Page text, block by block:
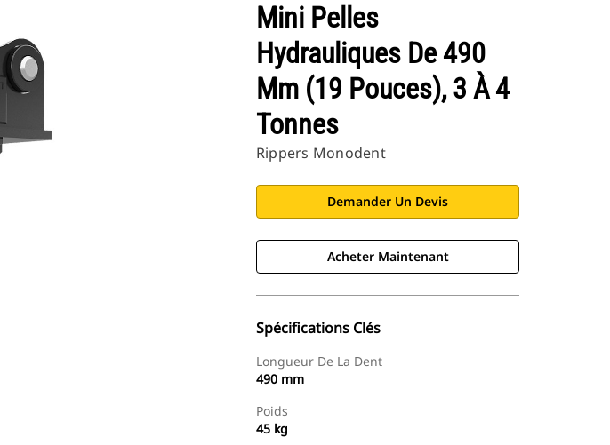
Mini Pelles
Hydrauliques De 490
Mm (19 Pouces), 3 À 4
Tonnes
Rippers Monodent
Demander Un Devis
Acheter Maintenant
Spécifications Clés
Longueur De La Dent
490 mm
Poids
45 kg